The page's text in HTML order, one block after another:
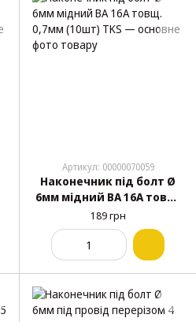
Артикул: 00000070059
Наконечник під болт Ø
6мм мідний ВА 16А товщ.
0,7мм (10шт) TKS
189 грн